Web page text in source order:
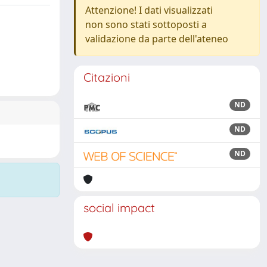
Attenzione! I dati visualizzati
non sono stati sottoposti a
validazione da parte dell'ateneo
Citazioni
ND
ND
ND
social impact